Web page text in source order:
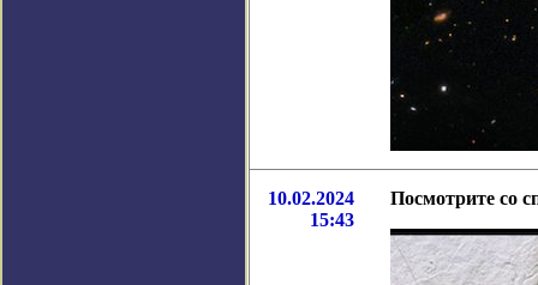
10.02.2024
15:43
Посмотрите со